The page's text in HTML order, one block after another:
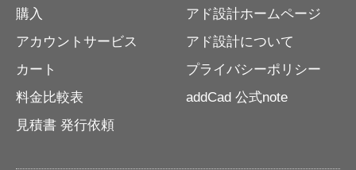
購入
アカウントサービス
カート
料金比較表
見積書 発行依頼
アド設計ホームページ
アド設計について
プライバシーポリシー
addCad 公式note